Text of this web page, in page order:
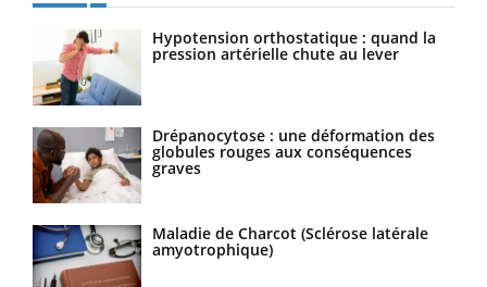
Hypotension orthostatique : quand la
pression artérielle chute au lever
Drépanocytose : une déformation des
globules rouges aux conséquences
graves
Maladie de Charcot (Sclérose latérale
amyotrophique)